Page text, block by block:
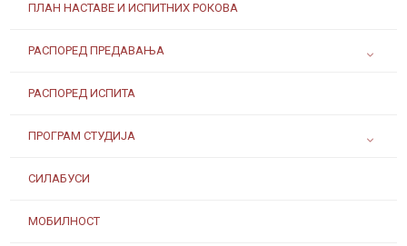
ПЛАН НАСТАВЕ И ИСПИТНИХ РОКОВА
РАСПОРЕД ПРЕДАВАЊА
РАСПОРЕД ИСПИТА
ПРОГРАМ СТУДИЈА
СИЛАБУСИ
МОБИЛНОСТ